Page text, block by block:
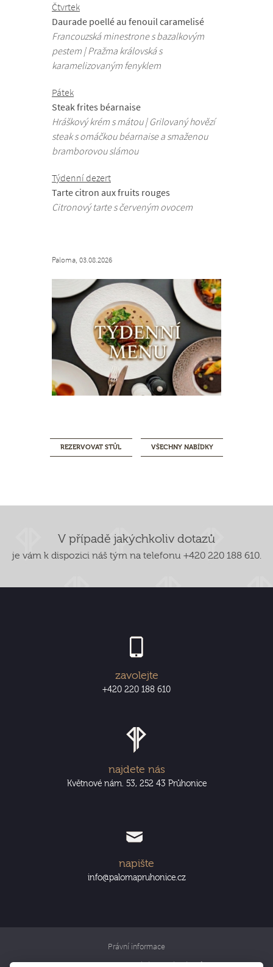
Čtvrtek
Daurade poellé au fenouil caramelisé
Francouzská minestrone s bazalkovým
pestem | Pražma královská s
karamelizovaným fenyklem
Pátek
Steak frites béarnaise
Hráškový krém s mátou | Grilovaný hovězí
steak s omáčkou béarnaise a smaženou
bramborovou slámou
Týdenní dezert
Tarte citron aux fruits rouges
Citronový tarte s červeným ovocem
Paloma, 03.08.2026
REZERVOVAT STŮL VŠECHNY NABÍDKY
V případě jakýchkoliv dotazů
je vám k dispozici náš tým na telefonu +420 220 188 610.
zavolejte
+420 220 188 610
najdete nás
Květnové nám. 53, 252 43 Průhonice
napište
info@palomapruhonice.cz
Právní informace